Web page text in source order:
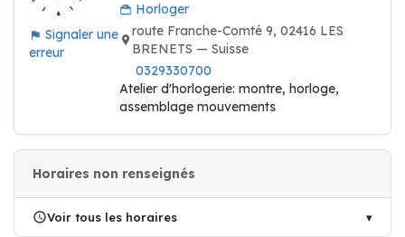
Signaler une
erreur
Horloger
route Franche-Comté 9, 02416 LES
BRENETS — Suisse
0329330700
Atelier d'horlogerie: montre, horloge,
assemblage mouvements
Horaires non renseignés
Voir tous les horaires